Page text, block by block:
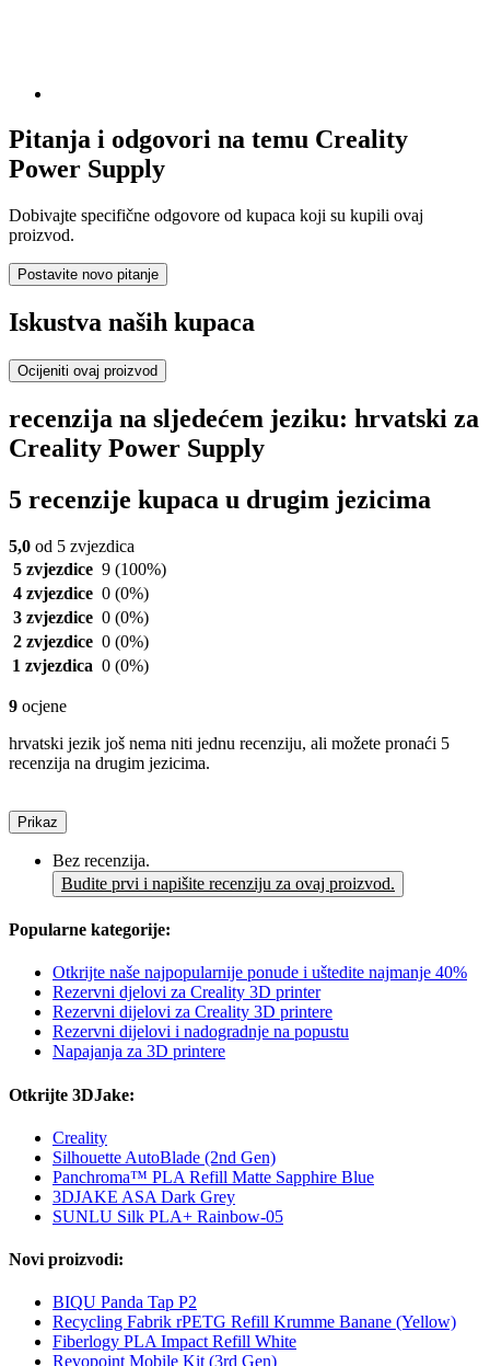
Pitanja i odgovori na temu Creality
Power Supply
Dobivajte specifične odgovore od kupaca koji su kupili ovaj
proizvod.
Postavite novo pitanje
Iskustva naših kupaca
Ocijeniti ovaj proizvod
recenzija na sljedećem jeziku: hrvatski za
Creality Power Supply
5 recenzije kupaca u drugim jezicima
5,0 od 5 zvjezdica
5 zvjezdice 9 (100%)
4 zvjezdice 0 (0%)
3 zvjezdice 0 (0%)
2 zvjezdice 0 (0%)
1 zvjezdica 0 (0%)
9 ocjene
hrvatski jezik još nema niti jednu recenziju, ali možete pronaći 5
recenzija na drugim jezicima.
Prikaz
Bez recenzija.
Budite prvi i napišite recenziju za ovaj proizvod.
Popularne kategorije:
Otkrijte naše najpopularnije ponude i uštedite najmanje 40%
Rezervni djelovi za Creality 3D printer
Rezervni dijelovi za Creality 3D printere
Rezervni dijelovi i nadogradnje na popustu
Napajanja za 3D printere
Otkrijte 3DJake:
Creality
Silhouette AutoBlade (2nd Gen)
Panchroma™ PLA Refill Matte Sapphire Blue
3DJAKE ASA Dark Grey
SUNLU Silk PLA+ Rainbow-05
Novi proizvodi:
BIQU Panda Tap P2
Recycling Fabrik rPETG Refill Krumme Banane (Yellow)
Fiberlogy PLA Impact Refill White
Revopoint Mobile Kit (3rd Gen)